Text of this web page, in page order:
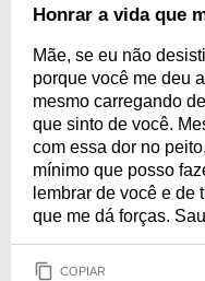
Honrar a vida que
Mãe, se eu não
porque você me deu
mesmo carregando
que sinto de você.
com essa dor no
mínimo que posso
lembrar de você e de
que me dá forças.
COPIAR